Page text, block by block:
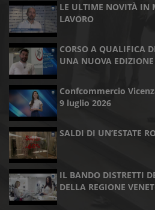
LE ULTIME NOVITÀ IN
LAVORO
CORSO A QUALIFICA
UNA NUOVA EDIZIONE
Confcommercio
9 luglio 2026
SALDI DI UN’ESTATE
IL BANDO DISTRETTI
DELLA REGIONE